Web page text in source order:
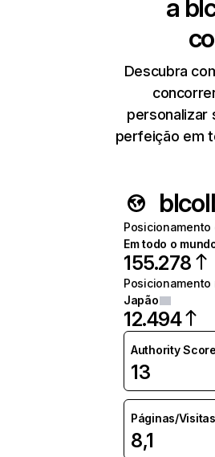
a
Descubra
personalizar
perfeição em
Posicionamento
Em todo o
155.278
Posicionamento
Japão
12.494
Authority Score
13
Páginas/Visitas
8,1